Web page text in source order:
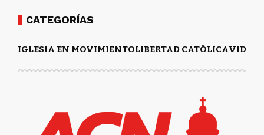
CATEGORÍAS
IGLESIA EN MOVIMIENTOLIBERTAD CATÓLICAVIDA